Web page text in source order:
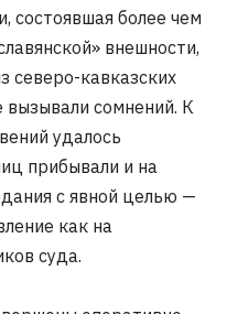
состоявшая более чем
внешности,
северо-кавказских
вызывали сомнений. К
удалось
прибывали и на
с явной целью —
как на
суда.